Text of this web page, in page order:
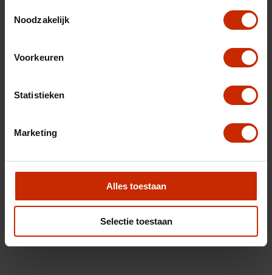
Noodzakelijk
Voorkeuren
Statistieken
Marketing
Alles toestaan
Selectie toestaan